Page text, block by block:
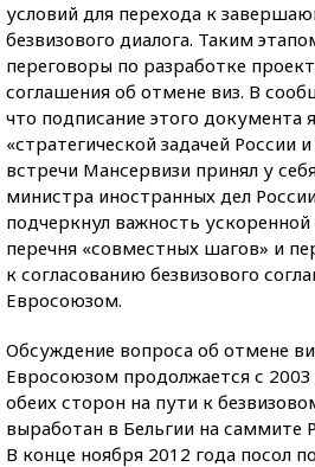
условий для перехода к
безвизового диалога. Таким
переговоры по разработке
соглашения об отмене виз. В
что подписание этого документа
«стратегической задачей России
встречи Мансервизи принял у
министра иностранных дел
подчеркнул важность
перечня «совместных шагов» и
к согласованию безвизового
Евросоюзом.
Обсуждение вопроса об отмене
Евросоюзом продолжается с
обеих сторон на пути к
выработан в Бельгии на саммите
В конце ноября 2012 года посол